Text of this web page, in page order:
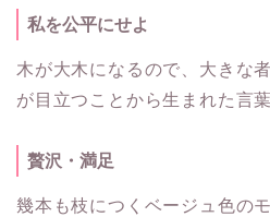
私を公平にせよ
木が大木になるので、大きな
が目立つことから生まれた言
贅沢・満足
幾本も枝につくベージュ色の